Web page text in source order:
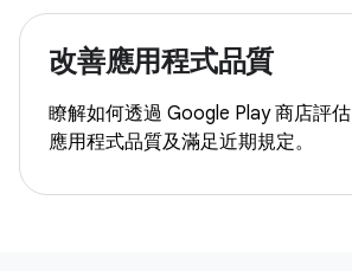
改善應用程式品質
瞭解如何透過 Google Play 商店評估
應用程式品質及滿足近期規定。